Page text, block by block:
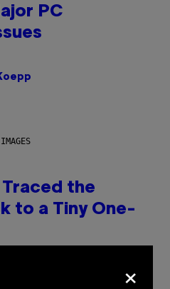
PC
the
to a Tiny One-
×